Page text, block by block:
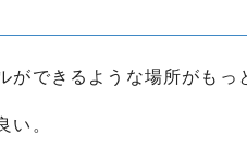
ができるような場所がもっ
い。